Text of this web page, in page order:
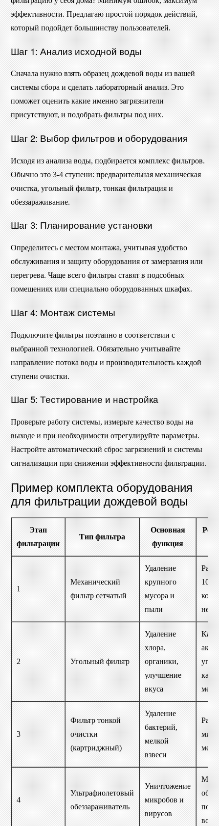
эффективности. Предлагаю простой порядок действий,
который подойдет большинству пользователей.
Шаг 1: Анализ исходной воды
Сначала нужно взять образец дождевой воды из вашей
системы сбора и сделать лабораторный анализ. Это
поможет оценить какие именно загрязнители
присутствуют, и подобрать фильтры под них.
Шаг 2: Выбор фильтров и оборудования
Исходя из анализа воды, подбирается комплекс фильтров.
Обычно это 3-4 ступени: предварительная механическая
очистка, угольный фильтр, тонкая фильтрация и
обеззараживание.
Шаг 3: Планирование установки
Определитесь с местом монтажа, учитывая удобство
обслуживания и защиту оборудования от замерзания или
перегрева. Чаще всего фильтры ставят в подсобных
помещениях или специально оборудованных шкафах.
Шаг 4: Монтаж системы
Подключите фильтры поэтапно в соответствии с
выбранной технологией. Обязательно учитывайте
направление потока воды и производительность каждой
ступени очистки.
Шаг 5: Тестирование и настройка
Проверьте работу системы, измерьте качество воды на
выходе и при необходимости отрегулируйте параметры.
Настройте автоматический сброс загрязнений и системы
сигнализации при снижении эффективности фильтрации.
Пример комплекта оборудования
для фильтрации дождевой воды
Этап
фильтрации
Тип фильтра
Основная
функция
1
Механический
фильтр сетчатый
Удаление
крупного
мусора и
пыли
100-
2 Угольный фильтр
Удаление
хлора,
органики,
улучшение
вкуса
3
Фильтр тонкой
очистки
(картриджный)
Удаление
бактерий,
мелкой
взвеси
4
Ультрафиолетовый
обеззараживатель
Уничтожение
микробов и
вирусов
воды